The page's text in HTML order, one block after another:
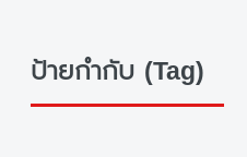
ป้ายกำกับ (Tag)